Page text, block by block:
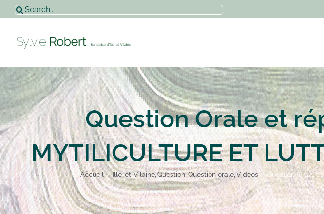
Passer
au
Rechercher:
Question Orale et
MYTILICULTURE ET
Accueil Ille-et-Vilaine Question Question orale Vidéos Question Orale et